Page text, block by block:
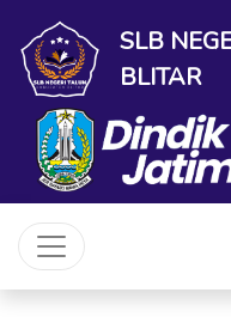
SLB
BLITAR